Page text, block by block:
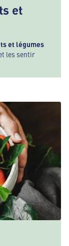
et
et légumes
les sentir